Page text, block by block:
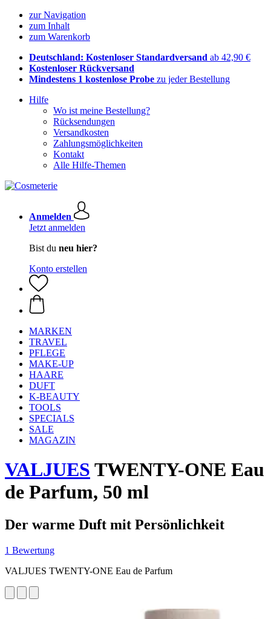
zur Navigation
zum Inhalt
zum Warenkorb
Deutschland: Kostenloser Standardversand ab 42,90 €
Kostenloser Rückversand
Mindestens 1 kostenlose Probe zu jeder Bestellung
Hilfe
Wo ist meine Bestellung?
Rücksendungen
Versandkosten
Zahlungsmöglichkeiten
Kontakt
Alle Hilfe-Themen
Anmelden
Jetzt anmelden
Bist du neu hier?
Konto erstellen
MARKEN
TRAVEL
PFLEGE
MAKE-UP
HAARE
DUFT
K-BEAUTY
TOOLS
SPECIALS
SALE
MAGAZIN
VALJUES TWENTY-ONE Eau
de Parfum, 50 ml
Der warme Duft mit Persönlichkeit
1 Bewertung
VALJUES TWENTY-ONE Eau de Parfum